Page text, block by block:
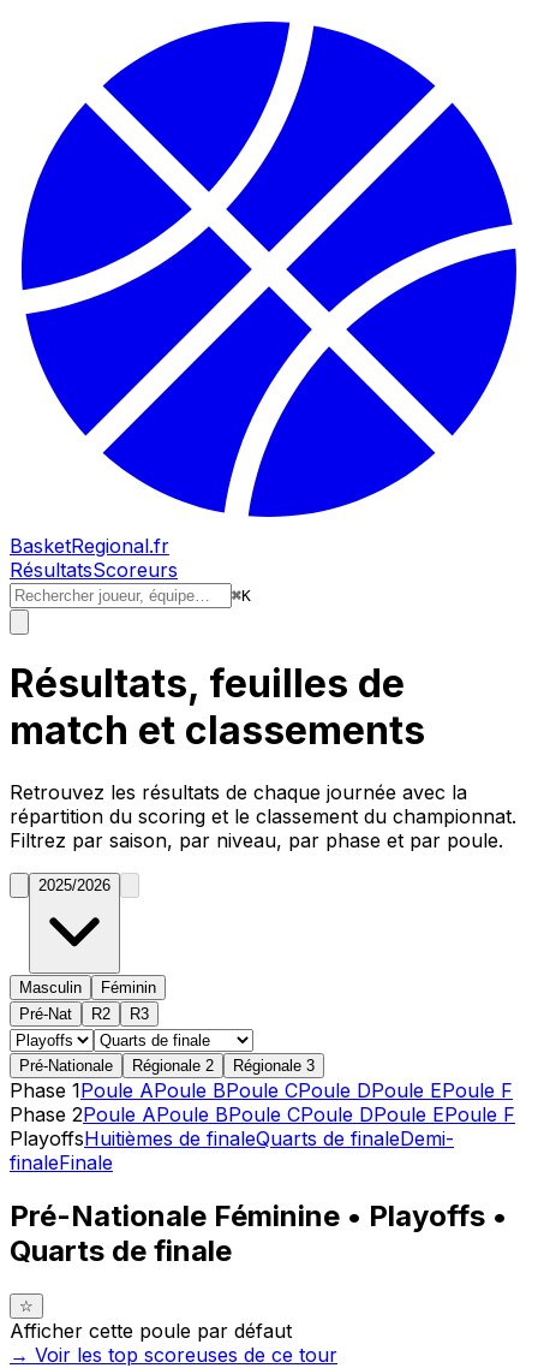
BasketRegional.fr
RésultatsScoreurs
⌘K
Résultats, feuilles de
match et classements
Retrouvez les résultats de chaque journée avec la
répartition du scoring et le classement du championnat.
Filtrez par saison, par niveau, par phase et par poule.
2025/2026
Masculin
Féminin
Pré-Nat
R2 R3
Pré-Nationale Régionale 2 Régionale 3
Phase 1Poule APoule BPoule CPoule DPoule EPoule F
Phase 2Poule APoule BPoule CPoule DPoule EPoule F
PlayoffsHuitièmes de finaleQuarts de finaleDemi-
finaleFinale
Pré-Nationale Féminine • Playoffs •
Quarts de finale
☆
Afficher cette poule par défaut
→ Voir les top scoreuses de ce tour